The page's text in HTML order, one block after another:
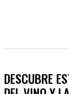
DESCUBRE